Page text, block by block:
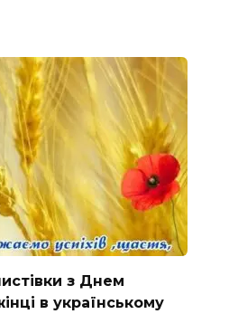
з Днем
в українському